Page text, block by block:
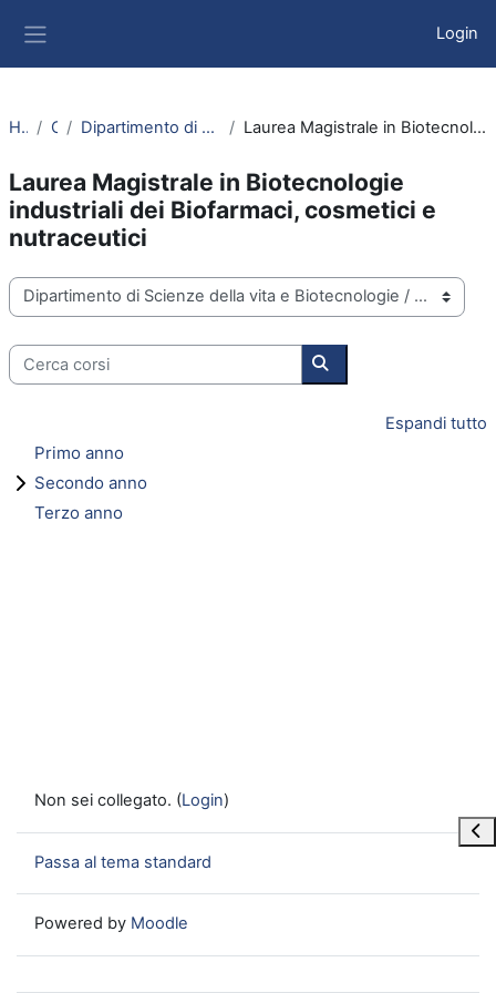
Login
Home Corsi Dipartimento di Scienze della vita e Biotecnologie Laurea Magistrale in Biotecnologie industriali dei Biofarmaci, cosmetici e nutraceutici
Laurea Magistrale in Biotecnologie
industriali dei Biofarmaci, cosmetici e
nutraceutici
Categorie di corso
Cerca corsi
Cerca corsi
Espandi tutto
Primo anno
Secondo anno
Terzo anno
Non sei collegato. (Login)
Passa al tema standard
Powered by Moodle